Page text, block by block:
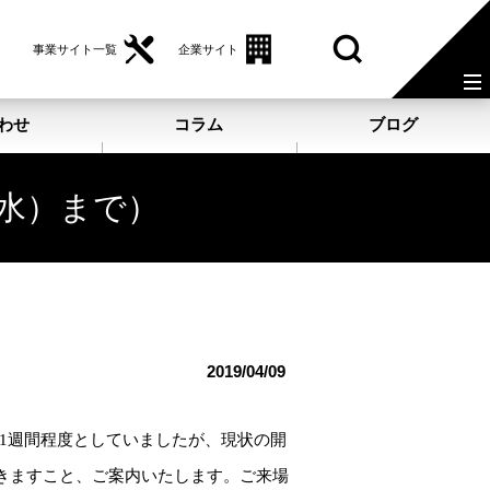
事業サイト一覧 企業サイト
せ コラム ブログ
まで）
2019/04/09
間程度としていましたが、現状の開
ますこと、ご案内いたします。ご来場